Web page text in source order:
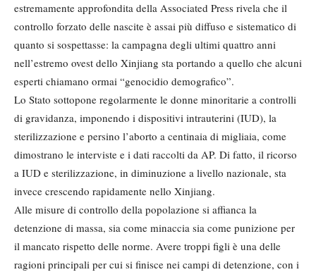
estremamente approfondita della Associated Press rivela che il
controllo forzato delle nascite è assai più diffuso e sistematico di
quanto si sospettasse: la campagna degli ultimi quattro anni
nell’estremo ovest dello Xinjiang sta portando a quello che alcuni
esperti chiamano ormai “genocidio demografico”.
Lo Stato sottopone regolarmente le donne minoritarie a controlli
di gravidanza, imponendo i dispositivi intrauterini (IUD), la
sterilizzazione e persino l’aborto a centinaia di migliaia, come
dimostrano le interviste e i dati raccolti da AP. Di fatto, il ricorso
a IUD e sterilizzazione, in diminuzione a livello nazionale, sta
invece crescendo rapidamente nello Xinjiang.
Alle misure di controllo della popolazione si affianca la
detenzione di massa, sia come minaccia sia come punizione per
il mancato rispetto delle norme. Avere troppi figli è una delle
ragioni principali per cui si finisce nei campi di detenzione, con i